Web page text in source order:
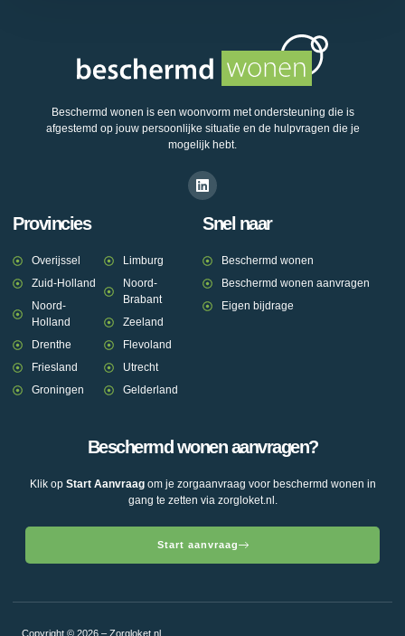
Beschermd wonen is een woonvorm met ondersteuning die is
afgestemd op jouw persoonlijke situatie en de hulpvragen die je
mogelijk hebt.
Provincies
Overijssel
Zuid-Holland
Noord-
Holland
Drenthe
Friesland
Groningen
Limburg
Noord-
Brabant
Zeeland
Flevoland
Utrecht
Gelderland
Snel naar
Beschermd wonen
Beschermd wonen aanvragen
Eigen bijdrage
Beschermd wonen aanvragen?
Klik op Start Aanvraagom je zorgaanvraag voor beschermd wonen in
gang te zetten via zorgloket.nl.
Start aanvraag
Copyright © 2026 – Zorgloket.nl